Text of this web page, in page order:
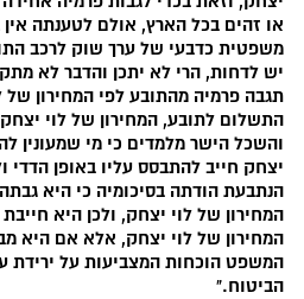
או זהים בכל הארץ, אולם לטענתה
משפטית כדבעי של ערך שוק לרכב
יש לדחות, הרי לא יתכן והדבר לא
תגבה פרמיה מהתובע לפי המחירון
התשלום לתובע, המחירון של לוי יצחק
והשכל הישר מלמדים כי מי שמעונין
יצחק חייב להתבסס עליו באופן הדדי
הנתבעת הודתה בסיכומיה כי היא
המחירון של לוי יצחק, ולכן היא
המחירון של לוי יצחק, אלא אם היא
המשפט הוכחות המצביעות על ירידת
הביטוח."